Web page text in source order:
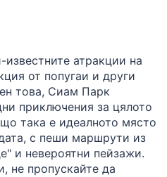
атракции на
от попугаи и други
това, Сиам Парк
приключения за цялото
така е идеалното място
с пеши маршрути из
и невероятни пейзажи.
не пропускайте да